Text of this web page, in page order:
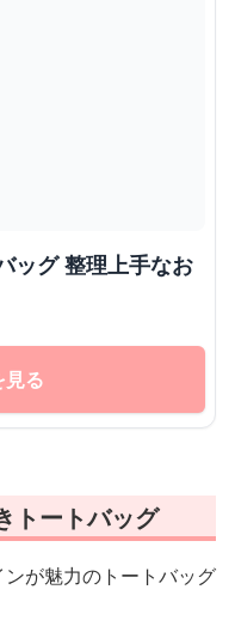
ッグ 整理上手なお
見る
トートバッグ
が魅力のトートバッグ